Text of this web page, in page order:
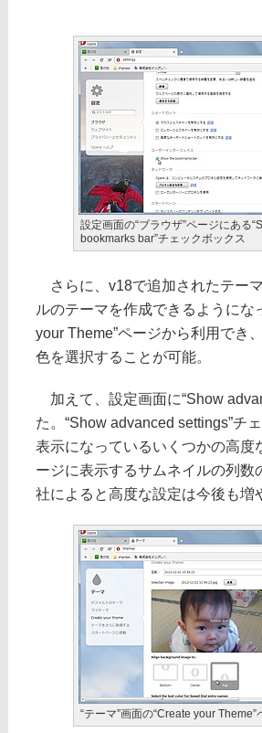
設定画面の“ブラウザ”ページにある
bookmarks bar”チェックボックス
さらに、v18で追加されたテー
ルのテーマを作成できるようにな
your Theme”ページから利用でき
色を選択することが可能。
加えて、設定画面に“Show
た。“Show advanced settings”チ
表示になっているいくつかの高
ージに表示するサムネイルの列数
社によると高度な設定は今後も増
“テーマ”画面の“Create your Theme”